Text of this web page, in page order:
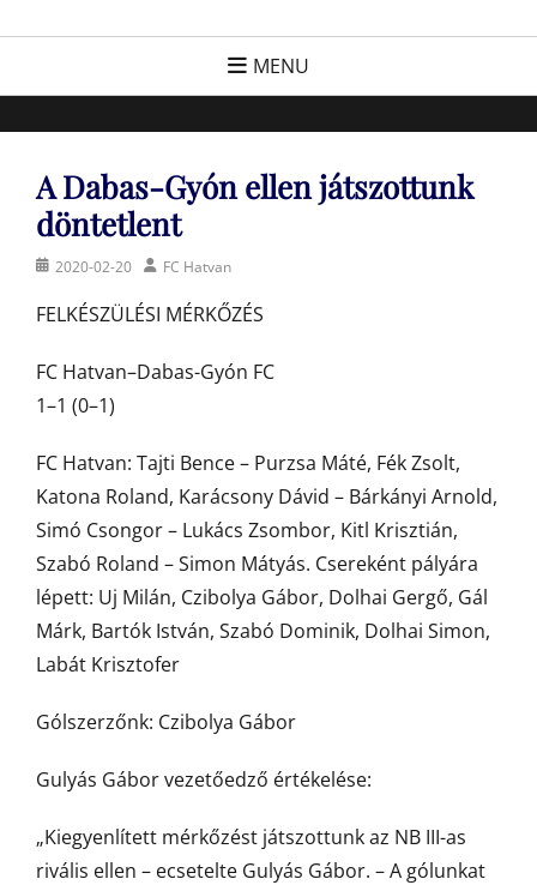
FC Hatvan
Egyesület a hatvani labdarúgásért, sportért!
MENU
A Dabas-Gyón ellen játszottunk
döntetlent
Posted2020-02-20 AuthorFC Hatvan
FELKÉSZÜLÉSI MÉRKŐZÉS
FC Hatvan–Dabas-Gyón FC
1–1 (0–1)
FC Hatvan: Tajti Bence – Purzsa Máté, Fék Zsolt,
Katona Roland, Karácsony Dávid – Bárkányi Arnold,
Simó Csongor – Lukács Zsombor, Kitl Krisztián,
Szabó Roland – Simon Mátyás. Csereként pályára
lépett: Uj Milán, Czibolya Gábor, Dolhai Gergő, Gál
Márk, Bartók István, Szabó Dominik, Dolhai Simon,
Labát Krisztofer
Gólszerzőnk: Czibolya Gábor
Gulyás Gábor vezetőedző értékelése:
„Kiegyenlített mérkőzést játszottunk az NB III-as
rivális ellen – ecsetelte Gulyás Gábor. – A gólunkat